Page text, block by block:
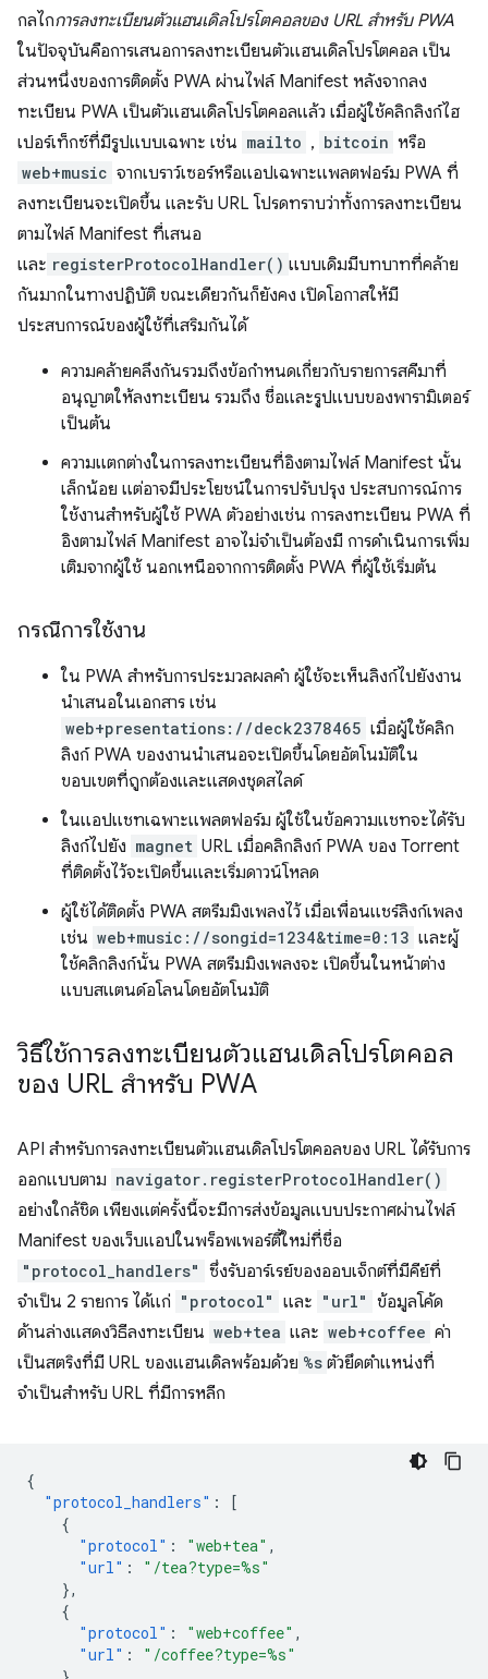
กลไกการลงทะเบียนตัวแฮนเดิลโปรโตคอลของ URL สําหรับ PWA
ในปัจจุบันคือการเสนอการลงทะเบียนตัวแฮนเดิลโปรโตคอล เป็น
ส่วนหนึ่งของการติดตั้ง PWA ผ่านไฟล์ Manifest หลังจากลง
ทะเบียน PWA เป็นตัวแฮนเดิลโปรโตคอลแล้ว เมื่อผู้ใช้คลิกลิงก์ไฮ
เปอร์เท็กซ์ที่มีรูปแบบเฉพาะ เช่น mailto , bitcoin หรือ
web+music จากเบราว์เซอร์หรือแอปเฉพาะแพลตฟอร์ม PWA ที่
ลงทะเบียนจะเปิดขึ้น และรับ URL โปรดทราบว่าทั้งการลงทะเบียน
ตามไฟล์ Manifest ที่เสนอ
และ registerProtocolHandler() แบบเดิมมีบทบาทที่คล้าย
กันมากในทางปฏิบัติ ขณะเดียวกันก็ยังคง เปิดโอกาสให้มี
ประสบการณ์ของผู้ใช้ที่เสริมกันได้
ความคล้ายคลึงกันรวมถึงข้อกำหนดเกี่ยวกับรายการสคีมาที่
อนุญาตให้ลงทะเบียน รวมถึง ชื่อและรูปแบบของพารามิเตอร์
เป็นต้น
ความแตกต่างในการลงทะเบียนที่อิงตามไฟล์ Manifest นั้น
เล็กน้อย แต่อาจมีประโยชน์ในการปรับปรุง ประสบการณ์การ
ใช้งานสำหรับผู้ใช้ PWA ตัวอย่างเช่น การลงทะเบียน PWA ที่
อิงตามไฟล์ Manifest อาจไม่จำเป็นต้องมี การดำเนินการเพิ่ม
เติมจากผู้ใช้ นอกเหนือจากการติดตั้ง PWA ที่ผู้ใช้เริ่มต้น
กรณีการใช้งาน
ใน PWA สำหรับการประมวลผลคำ ผู้ใช้จะเห็นลิงก์ไปยังงาน
นำเสนอในเอกสาร เช่น
web+presentations://deck2378465 เมื่อผู้ใช้คลิก
ลิงก์ PWA ของงานนำเสนอจะเปิดขึ้นโดยอัตโนมัติใน
ขอบเขตที่ถูกต้องและแสดงชุดสไลด์
ในแอปแชทเฉพาะแพลตฟอร์ม ผู้ใช้ในข้อความแชทจะได้รับ
ลิงก์ไปยัง magnet URL เมื่อคลิกลิงก์ PWA ของ Torrent
ที่ติดตั้งไว้จะเปิดขึ้นและเริ่มดาวน์โหลด
ผู้ใช้ได้ติดตั้ง PWA สตรีมมิงเพลงไว้ เมื่อเพื่อนแชร์ลิงก์เพลง
เช่น web+music://songid=1234&time=0:13 และผู้
ใช้คลิกลิงก์นั้น PWA สตรีมมิงเพลงจะ เปิดขึ้นในหน้าต่าง
แบบสแตนด์อโลนโดยอัตโนมัติ
วิธีใช้การลงทะเบียนตัวแฮนเดิลโปรโตคอล
ของ URL สําหรับ PWA
API สำหรับการลงทะเบียนตัวแฮนเดิลโปรโตคอลของ URL ได้รับการ
ออกแบบตาม navigator.registerProtocolHandler()
อย่างใกล้ชิด เพียงแต่ครั้งนี้จะมีการส่งข้อมูลแบบประกาศผ่านไฟล์
Manifest ของเว็บแอปในพร็อพเพอร์ตี้ใหม่ที่ชื่อ
"protocol_handlers" ซึ่งรับอาร์เรย์ของออบเจ็กต์ที่มีคีย์ที่
จำเป็น 2 รายการ ได้แก่ "protocol" และ "url" ข้อมูลโค้ด
ด้านล่างแสดงวิธีลงทะเบียน web+tea และ web+coffee ค่า
เป็นสตริงที่มี URL ของแฮนเดิลพร้อมด้วย %s ตัวยึดตำแหน่งที่
จำเป็นสำหรับ URL ที่มีการหลีก
{
"protocol_handlers" :
[
{
"protocol" : "web+tea" ,
"url" :
"/tea?type=%s"
},
{
"protocol" : "web+coffee" ,
"url" :
"/coffee?type=%s"